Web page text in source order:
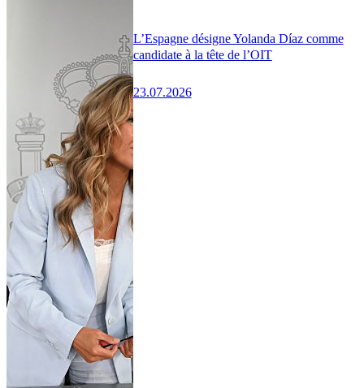
L’Espagne désigne Yolanda Díaz comme
candidate à la tête de l’OIT
23.07.2026